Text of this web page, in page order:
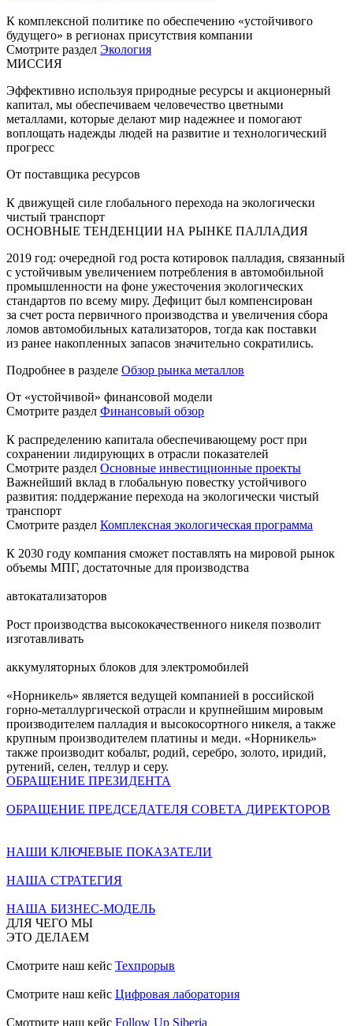
К комплексной политике по обеспечению «устойчивого
будущего» в регионах присутствия компании
Смотрите раздел Экология
МИССИЯ
Эффективно используя природные ресурсы и акционерный
капитал, мы обеспечиваем человечество цветными
металлами, которые делают мир надежнее и помогают
воплощать надежды людей на развитие и технологический
прогресс
От поставщика ресурсов
К движущей силе глобального перехода на экологически
чистый транспорт
ОСНОВНЫЕ ТЕНДЕНЦИИ НА РЫНКЕ ПАЛЛАДИЯ
2019 год: очередной год роста котировок палладия, связанный
с устойчивым увеличением потребления в автомобильной
промышленности на фоне ужесточения экологических
стандартов по всему миру. Дефицит был компенсирован
за счет роста первичного производства и увеличения сбора
ломов автомобильных катализаторов, тогда как поставки
из ранее накопленных запасов значительно сократились.
Подробнее в разделе Обзор рынка металлов
От «устойчивой» финансовой модели
Смотрите раздел Финансовый обзор
К распределению капитала обеспечивающему рост при
сохранении лидирующих в отрасли показателей
Смотрите раздел Основные инвестиционные проекты
Важнейший вклад в глобальную повестку устойчивого
развития: поддержание перехода на экологически чистый
транспорт
Смотрите раздел Комплексная экологическая программа
К 2030 году компания сможет поставлять на мировой рынок
объемы МПГ, достаточные для производства
автокатализаторов
Рост производства высококачественного никеля позволит
изготавливать
аккумуляторных блоков для электромобилей
«Норникель» является ведущей компанией в российской
горно-металлургической отрасли и крупнейшим мировым
производителем палладия и высокосортного никеля, а также
крупным производителем платины и меди. «Норникель»
также производит кобальт, родий, серебро, золото, иридий,
рутений, селен, теллур и серу.
ОБРАЩЕНИЕ ПРЕЗИДЕНТА
ОБРАЩЕНИЕ ПРЕДСЕДАТЕЛЯ СОВЕТА ДИРЕКТОРОВ
НАШИ КЛЮЧЕВЫЕ ПОКАЗАТЕЛИ
НАША СТРАТЕГИЯ
НАША БИЗНЕС-МОДЕЛЬ
ДЛЯ ЧЕГО МЫ
ЭТО ДЕЛАЕМ
Смотрите наш кейс Техпрорыв
Смотрите наш кейс Цифровая лаборатория
Смотрите наш кейс Follow Up Siberia